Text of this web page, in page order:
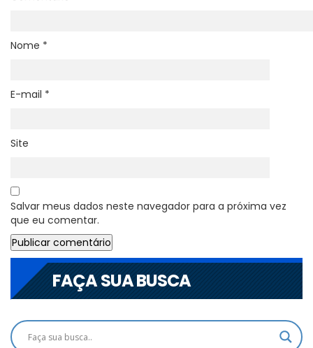
Nome *
E-mail *
Site
Salvar meus dados neste navegador para a próxima vez
que eu comentar.
FAÇA SUA BUSCA